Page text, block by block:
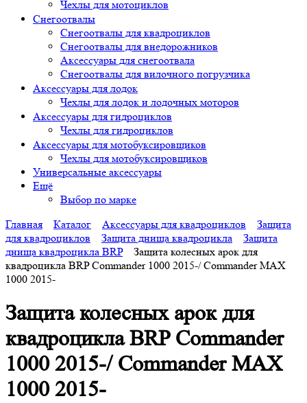
Чехлы для мотоциклов
Снегоотвалы
Снегоотвалы для квадроциклов
Снегоотвалы для внедорожников
Аксессуары для снегоотвала
Снегоотвалы для вилочного погрузчика
Аксессуары для лодок
Чехлы для лодок и лодочных моторов
Аксессуары для гидроциклов
Чехлы для гидроциклов
Аксессуары для мотобуксировщиков
Чехлы для мотобуксировщиков
Универсальные аксессуары
Ещё
Выбор по марке
Главная
Каталог Аксессуары для квадроциклов
Защита
для квадроциклов
Защита днища квадроцикла
Защита
днища квадроцикла BRP
Защита колесных арок для
квадроцикла BRP Commander 1000 2015-/ Commander MAX
1000 2015-
Защита колесных арок для
квадроцикла BRP Commander
1000 2015-/ Commander MAX
1000 2015-